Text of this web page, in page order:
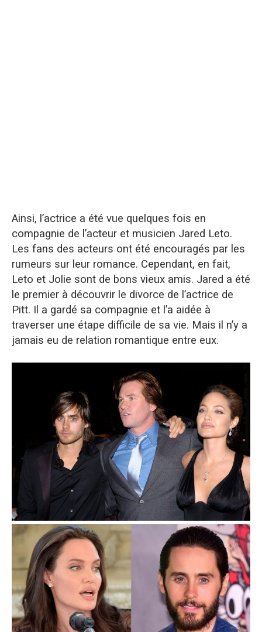
Ainsi, l’actrice a été vue quelques fois en
compagnie de l’acteur et musicien Jared Leto.
Les fans des acteurs ont été encouragés par les
rumeurs sur leur romance. Cependant, en fait,
Leto et Jolie sont de bons vieux amis. Jared a été
le premier à découvrir le divorce de l’actrice de
Pitt. Il a gardé sa compagnie et l’a aidée à
traverser une étape difficile de sa vie. Mais il n’y a
jamais eu de relation romantique entre eux.